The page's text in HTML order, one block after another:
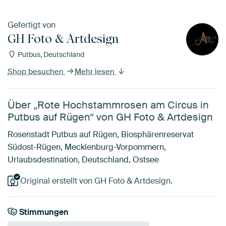
Gefertigt von
GH Foto & Artdesign
Putbus, Deutschland
Shop besuchen Mehr lesen
Über „Rote Hochstammrosen am Circus in
Putbus auf Rügen“ von GH Foto & Artdesign
Rosenstadt Putbus auf Rügen, Biosphärenreservat
Südost-Rügen, Mecklenburg-Vorpommern,
Urlaubsdestination, Deutschland, Ostsee
Original erstellt von GH Foto & Artdesign.
Stimmungen